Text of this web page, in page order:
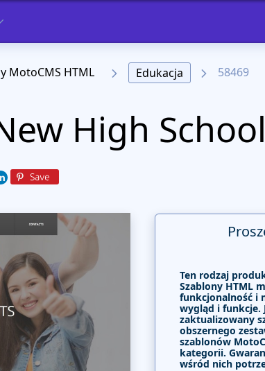
MotoCMS HTML Edukacja 58469
High School
Ten rodzaj
Szablony HTML
funkcjonalność i
wygląd i funkcje.
zaktualizowany
obszernego
szablonów
kategorii.
wśród nich